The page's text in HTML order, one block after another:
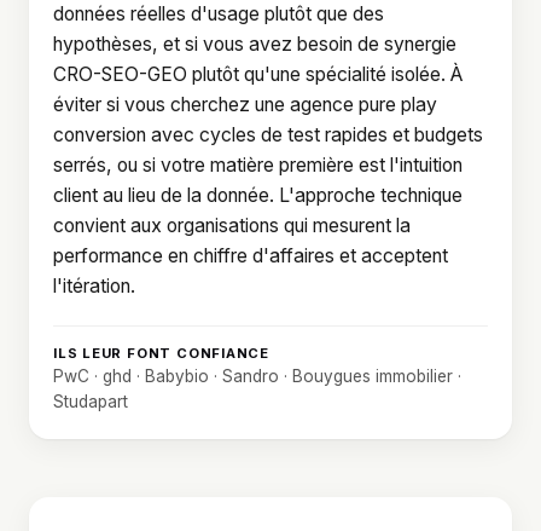
données réelles d'usage plutôt que des
hypothèses, et si vous avez besoin de synergie
CRO-SEO-GEO plutôt qu'une spécialité isolée. À
éviter si vous cherchez une agence pure play
conversion avec cycles de test rapides et budgets
serrés, ou si votre matière première est l'intuition
client au lieu de la donnée. L'approche technique
convient aux organisations qui mesurent la
performance en chiffre d'affaires et acceptent
l'itération.
ILS LEUR FONT CONFIANCE
PwC · ghd · Babybio · Sandro · Bouygues immobilier ·
Studapart